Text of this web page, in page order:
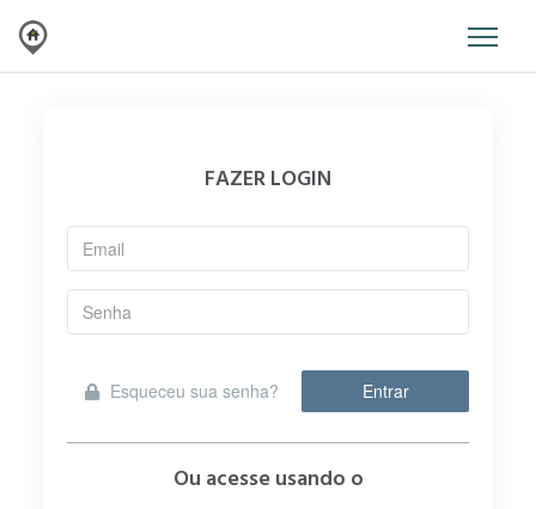
FAZER LOGIN
Entrar
Esqueceu sua senha?
Ou acesse usando o